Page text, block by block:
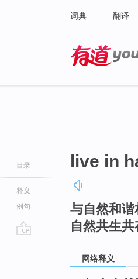
词典 翻译
目录
释义
例句
live in
与自然和
自然共生共
网络释义